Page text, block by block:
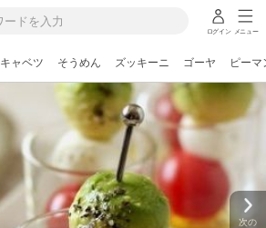
ログイン メニュー
キャベツ そうめん ズッキーニ ゴーヤ ピーマ
次の